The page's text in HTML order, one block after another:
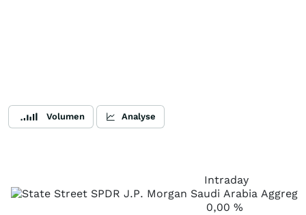
Volumen Analyse
Intraday
0,00 %